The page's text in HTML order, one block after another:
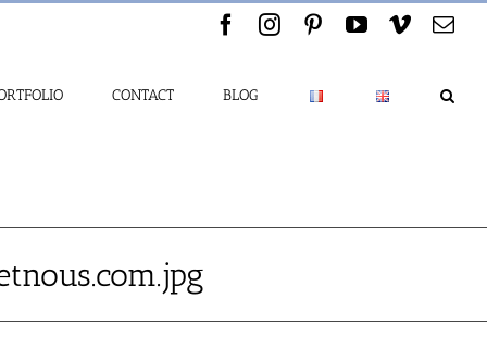
Facebook
InstagramPinterestYouTube
Vimeo
CONTACT BLOG